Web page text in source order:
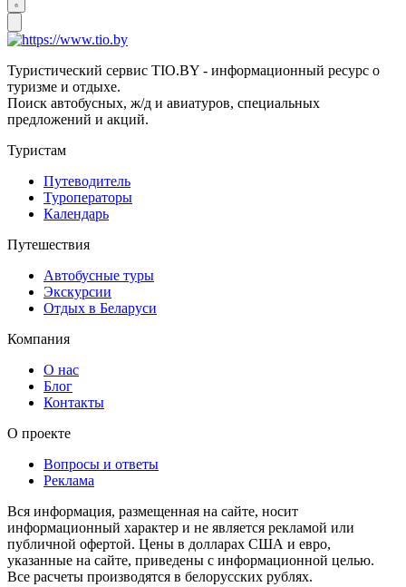
Туристический сервис TIO.BY - информационный ресурс о
туризме и отдыхе.
Поиск автобусных, ж/д и авиатуров, специальных
предложений и акций.
Туристам
Путеводитель
Туроператоры
Календарь
Путешествия
Автобусные туры
Экскурсии
Отдых в Беларуси
Компания
О нас
Блог
Контакты
О проекте
Вопросы и ответы
Реклама
Вся информация, размещенная на сайте, носит
информационный характер и не является рекламой или
публичной офертой. Цены в долларах США и евро,
указанные на сайте, приведены с информационной целью.
Все расчеты производятся в белорусских рублях.